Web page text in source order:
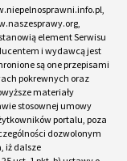
element Serwisu
i wydawcą jest
są one przepisami
pokrewnych oraz
materiały
stosownej umowy
portalu, poza
dozwolonym
iż dalsze